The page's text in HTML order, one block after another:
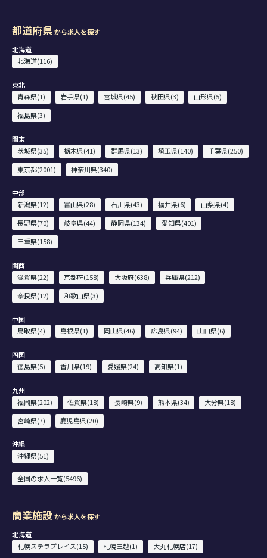
都道府県から求人を探す
北海道
北海道(116)
東北
青森県(1)
岩手県(1) 宮城県(45) 秋田県(3)
山形県(5)
福島県(3)
関東
茨城県(35)
栃木県(41) 群馬県(13) 埼玉県(140)
千葉県(250)
東京都(2001)
神奈川県(340)
中部
新潟県(12)
富山県(28) 石川県(43) 福井県(6)
山梨県(4)
長野県(70)
岐阜県(44) 静岡県(134)
愛知県(401)
三重県(158)
関西
滋賀県(22)
京都府(158) 大阪府(638)
兵庫県(212)
奈良県(12)
和歌山県(3)
中国
鳥取県(4)
島根県(1) 岡山県(46) 広島県(94) 山口県(6)
四国
徳島県(5)
香川県(19) 愛媛県(24) 高知県(1)
九州
福岡県(202)
佐賀県(18) 長崎県(9) 熊本県(34)
大分県(18)
宮崎県(7)
鹿児島県(20)
沖縄
沖縄県(51)
全国の求人一覧(5496)
商業施設から求人を探す
北海道
札幌ステラプレイス(15)
札幌三越(1)
大丸札幌店(17)